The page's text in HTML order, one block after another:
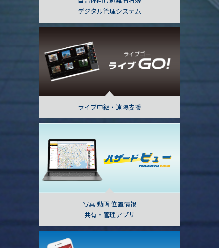
デジタル管理システム
ライブ中継・遠隔支援
写真 動画 位置情報
共有・管理アプリ